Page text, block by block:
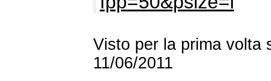
Visto per la prima volta
11/06/2011